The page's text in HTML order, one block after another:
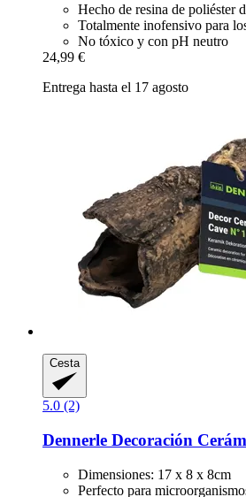
Hecho de resina de poliéster
Totalmente inofensivo para
No tóxico y con pH neutro
24,99 €
Entrega hasta el 17 agosto
Cesta
5.0 (2)
Dennerle Decoración
Dimensiones: 17 x 8 x 8cm
Perfecto para